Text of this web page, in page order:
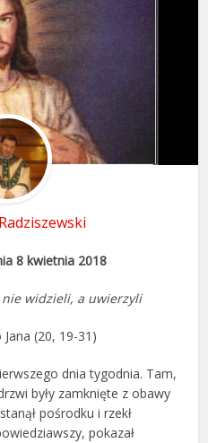
8 kwietnia 2018
nie widzieli, a uwierzyli
(20, 19-31)
dnia tygodnia. Tam,
były zamknięte z obawy
pośrodku i rzekł
pokazał